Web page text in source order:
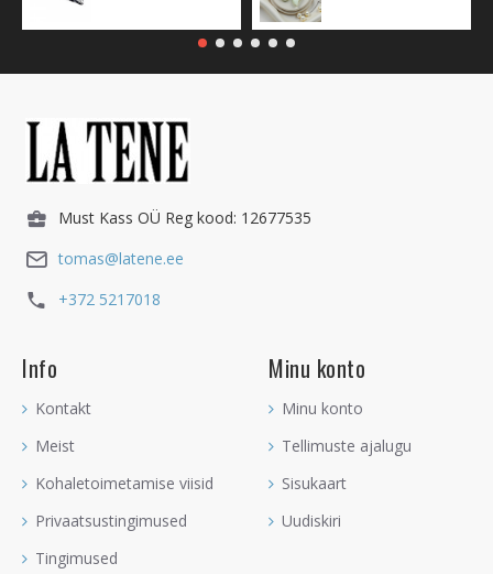
Must Kass OÜ Reg kood: 12677535
tomas@latene.ee
+372 5217018
Info
Kontakt
Meist
Kohaletoimetamise viisid
Privaatsustingimused
Tingimused
Minu konto
Minu konto
Tellimuste ajalugu
Sisukaart
Uudiskiri